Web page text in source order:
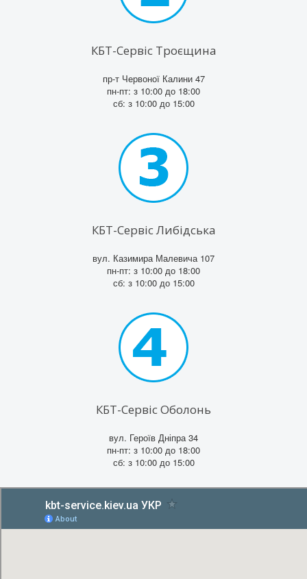
КБТ-Сервіс Троєщина
пр-т Червоної Калини 47
пн-пт: з 10:00 до 18:00
сб: з 10:00 до 15:00
КБТ-Сервіс Либідська
вул. Казимира Малевича 107
пн-пт: з 10:00 до 18:00
сб: з 10:00 до 15:00
КБТ-Сервіс Оболонь
вул. Героїв Дніпра 34
пн-пт: з 10:00 до 18:00
сб: з 10:00 до 15:00